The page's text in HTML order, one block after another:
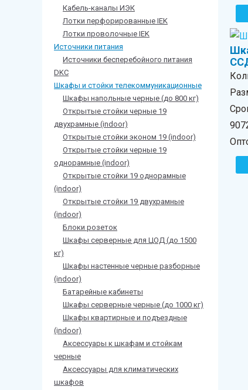
Кабель-каналы ИЭК
Лотки перфорированные IEK
Лотки проволочные IEK
Источники питания
Источники бесперебойного питания
DKС
Шкафы и стойки телекоммуникационные
Шкафы напольные черные (до 800 кг)
Открытые стойки черные 19
двухрамные (indoor)
Открытые стойки эконом 19 (indoor)
Открытые стойки черные 19
однорамные (indoor)
Открытые стойки 19 однорамные
(indoor)
Открытые стойки 19 двухрамные
(indoor)
Блоки розеток
Шкафы серверные для ЦОД (до 1500
кг)
Шкафы настенные черные разборные
(indoor)
Батарейные кабинеты
Шкафы серверные черные (до 1000 кг)
Шкафы квартирные и подъездные
(indoor)
Аксессуары к шкафам и стойкам
черные
Аксессуары для климатических
шкафов